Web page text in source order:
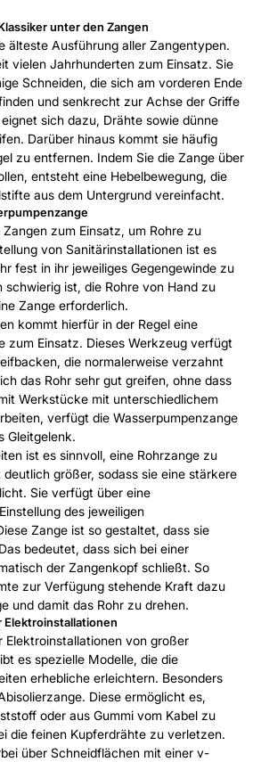
unter den Zangen
älteste Ausführung aller Zangentypen.
vielen Jahrhunderten zum Einsatz. Sie
Schneiden, die sich am vorderen Ende
und senkrecht zur Achse der Griffe
sich dazu, Drähte sowie dünne
Darüber hinaus kommt sie häufig
zu entfernen. Indem Sie die Zange über
entsteht eine Hebelbewegung, die
aus dem Untergrund vereinfacht.
zum Einsatz, um Rohre zu
von Sanitärinstallationen ist es
fest in ihr jeweiliges Gegengewinde zu
schwierig ist, die Rohre von Hand zu
Zange erforderlich.
kommt hierfür in der Regel eine
zum Einsatz. Dieses Werkzeug verfügt
die normalerweise verzahnt
das Rohr sehr gut greifen, ohne dass
Werkstücke mit unterschiedlichem
verfügt die Wasserpumpenzange
Gleitgelenk.
ist es sinnvoll, eine Rohrzange zu
größer, sodass sie eine stärkere
Sie verfügt über eine
des jeweiligen
Zange ist so gestaltet, dass sie
bedeutet, dass sich bei einer
der Zangenkopf schließt. So
zur Verfügung stehende Kraft dazu
und damit das Rohr zu drehen.
Elektroinstallationen
Elektroinstallationen von großer
es spezielle Modelle, die die
erhebliche erleichtern. Besonders
Diese ermöglicht es,
oder aus Gummi vom Kabel zu
die feinen Kupferdrähte zu verletzen.
über Schneidflächen mit einer v-